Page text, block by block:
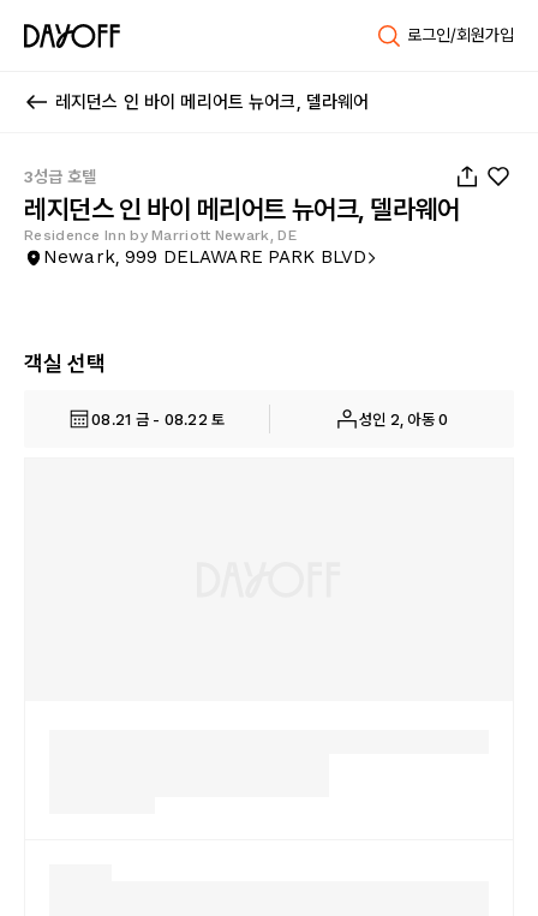
로그인/회원가입
레지던스 인 바이 메리어트 뉴어크, 델라웨어
3성급 호텔
레지던스 인 바이 메리어트 뉴어크, 델라웨어
Residence Inn by Marriott Newark, DE
Newark, 999 DELAWARE PARK BLVD
객실 선택
08.21 금 - 08.22 토 성인 2, 아동 0